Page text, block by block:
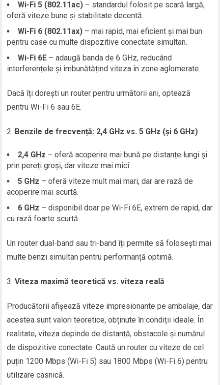
Wi-Fi 5 (802.11ac) – standardul folosit pe scară largă,
oferă viteze bune și stabilitate decentă.
Wi-Fi 6 (802.11ax) – mai rapid, mai eficient și mai bun
pentru case cu multe dispozitive conectate simultan.
Wi-Fi 6E – adaugă banda de 6 GHz, reducând
interferențele și îmbunătățind viteza în zone aglomerate.
Dacă îți dorești un router pentru următorii ani, optează
pentru Wi-Fi 6 sau 6E.
Benzile de frecvență: 2,4 GHz vs. 5 GHz (și 6 GHz)
2,4 GHz – oferă acoperire mai bună pe distanțe lungi și
prin pereți groși, dar viteze mai mici.
5 GHz – oferă viteze mult mai mari, dar are rază de
acoperire mai scurtă.
6 GHz – disponibil doar pe Wi-Fi 6E, extrem de rapid, dar
cu rază foarte scurtă.
Un router dual-band sau tri-band îți permite să folosești mai
multe benzi simultan pentru performanță optimă.
Viteza maximă teoretică vs. viteza reală
Producătorii afișează viteze impresionante pe ambalaje, dar
acestea sunt valori teoretice, obținute în condiții ideale. În
realitate, viteza depinde de distanță, obstacole și numărul
de dispozitive conectate. Caută un router cu viteze de cel
puțin 1200 Mbps (Wi-Fi 5) sau 1800 Mbps (Wi-Fi 6) pentru
utilizare casnică.